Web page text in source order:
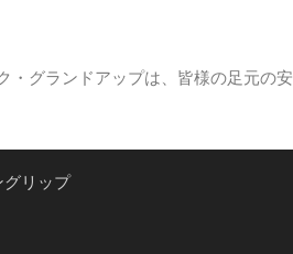
グランドアップは、皆様の足元の安
グリップ